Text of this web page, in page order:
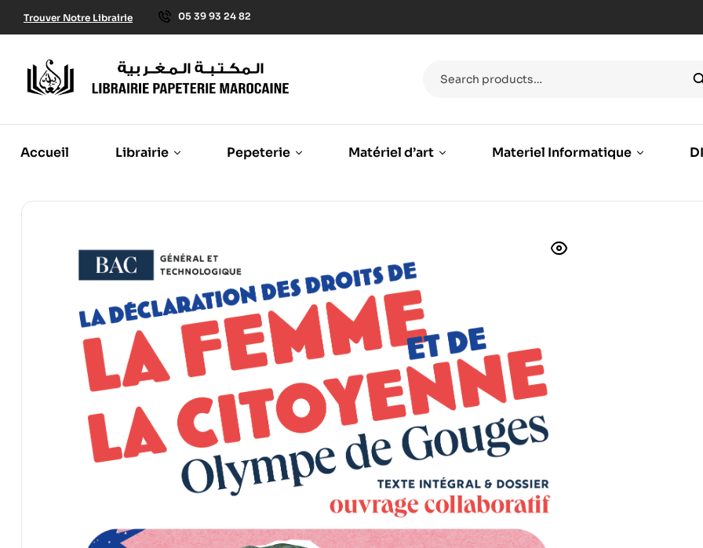
Trouver Notre Librairie 05 39 93 24 82
Accueil Librairie Pepeterie Matériel d’art Materiel Informatique